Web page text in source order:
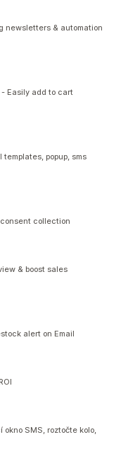
newsletters & automation
Easily add to cart
popup, sms
collection
& boost sales
alert on Email
SMS, roztočte kolo,